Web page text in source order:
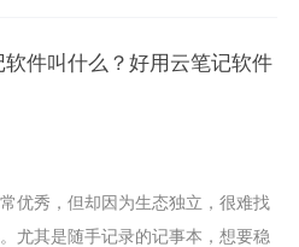
件叫什么？好用云笔记软件
优秀，但却因为生态独立，很难找
尤其是随手记录的记事本，想要稳